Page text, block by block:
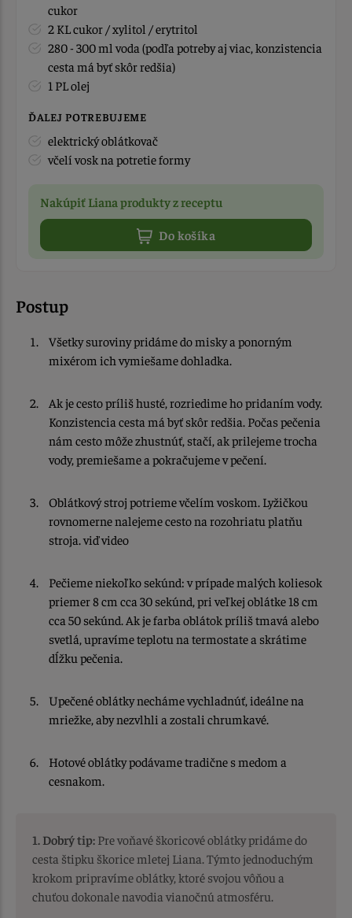
cukor
2 KL cukor / xylitol / erytritol
280 - 300 ml voda (podľa potreby aj viac, konzistencia
cesta má byť skôr redšia)
1 PL olej
ĎALEJ POTREBUJEME
elektrický oblátkovač
včelí vosk na potretie formy
Nakúpiť Liana produkty z receptu
Do košíka
Postup
Všetky suroviny pridáme do misky a ponorným
mixérom ich vymiešame dohladka.
Ak je cesto príliš husté, rozriedime ho pridaním vody.
Konzistencia cesta má byť skôr redšia. Počas pečenia
nám cesto môže zhustnúť, stačí, ak prilejeme trocha
vody, premiešame a pokračujeme v pečení.
Oblátkový stroj potrieme včelím voskom. Lyžičkou
rovnomerne nalejeme cesto na rozohriatu platňu
stroja. viď video
Pečieme niekoľko sekúnd: v prípade malých koliesok
priemer 8 cm cca 30 sekúnd, pri veľkej oblátke 18 cm
cca 50 sekúnd. Ak je farba oblátok príliš tmavá alebo
svetlá, upravíme teplotu na termostate a skrátime
dĺžku pečenia.
Upečené oblátky necháme vychladnúť, ideálne na
mriežke, aby nezvlhli a zostali chrumkavé.
Hotové oblátky podávame tradične s medom a
cesnakom.
1. Dobrý tip: Pre voňavé škoricové oblátky pridáme do
cesta štipku škorice mletej Liana. Týmto jednoduchým
krokom pripravíme oblátky, ktoré svojou vôňou a
chuťou dokonale navodia vianočnú atmosféru.